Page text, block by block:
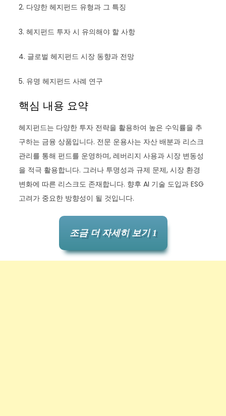
2. 다양한 헤지펀드 유형과 그 특징
3. 헤지펀드 투자 시 유의해야 할 사항
4. 글로벌 헤지펀드 시장 동향과 전망
5. 유명 헤지펀드 사례 연구
핵심 내용 요약
헤지펀드는 다양한 투자 전략을 활용하여 높은 수익률을 추
구하는 금융 상품입니다. 전문 운용사는 자산 배분과 리스크
관리를 통해 펀드를 운영하며, 레버리지 사용과 시장 변동성
을 적극 활용합니다. 그러나 투명성과 규제 문제, 시장 환경
변화에 따른 리스크도 존재합니다. 향후 AI 기술 도입과 ESG
고려가 중요한 방향성이 될 것입니다.
조금 더 자세히 보기 1